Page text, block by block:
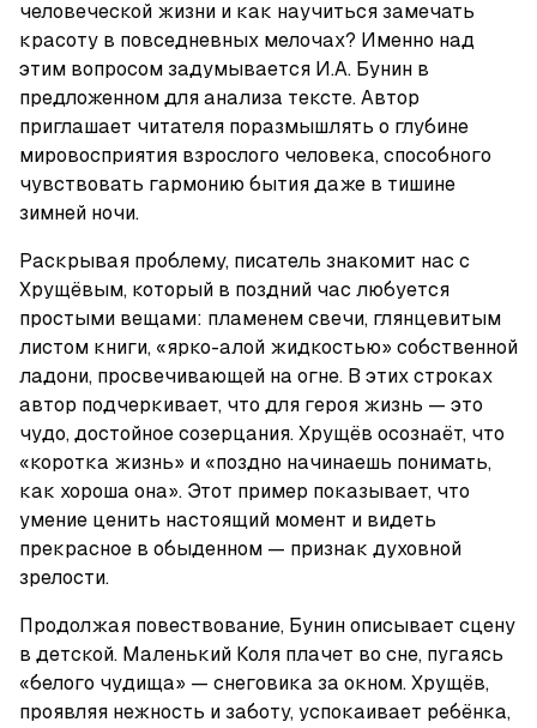
человеческой жизни и как научиться замечать
красоту в повседневных мелочах? Именно над
этим вопросом задумывается И.А. Бунин в
предложенном для анализа тексте. Автор
приглашает читателя поразмышлять о глубине
мировосприятия взрослого человека, способного
чувствовать гармонию бытия даже в тишине
зимней ночи.
Раскрывая проблему, писатель знакомит нас с
Хрущёвым, который в поздний час любуется
простыми вещами: пламенем свечи, глянцевитым
листом книги, «ярко-алой жидкостью» собственной
ладони, просвечивающей на огне. В этих строках
автор подчеркивает, что для героя жизнь — это
чудо, достойное созерцания. Хрущёв осознаёт, что
«коротка жизнь» и «поздно начинаешь понимать,
как хороша она». Этот пример показывает, что
умение ценить настоящий момент и видеть
прекрасное в обыденном — признак духовной
зрелости.
Продолжая повествование, Бунин описывает сцену
в детской. Маленький Коля плачет во сне, пугаясь
«белого чудища» — снеговика за окном. Хрущёв,
проявляя нежность и заботу, успокаивает ребёнка,